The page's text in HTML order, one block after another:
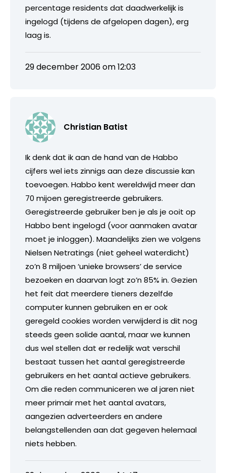
percentage residents dat daadwerkelijk is
ingelogd (tijdens de afgelopen dagen), erg
laag is.
29 december 2006 om 12:03
Christian Batist
Ik denk dat ik aan de hand van de Habbo
cijfers wel iets zinnigs aan deze discussie kan
toevoegen. Habbo kent wereldwijd meer dan
70 mijoen geregistreerde gebruikers.
Geregistreerde gebruiker ben je als je ooit op
Habbo bent ingelogd (voor aanmaken avatar
moet je inloggen). Maandelijks zien we volgens
Nielsen Netratings (niet geheel waterdicht)
zo’n 8 miljoen ‘unieke browsers’ de service
bezoeken en daarvan logt zo’n 85% in. Gezien
het feit dat meerdere tieners dezelfde
computer kunnen gebruiken en er ook
geregeld cookies worden verwijderd is dit nog
steeds geen solide aantal, maar we kunnen
dus wel stellen dat er redelijk wat verschil
bestaat tussen het aantal geregistreerde
gebruikers en het aantal actieve gebruikers.
Om die reden communiceren we al jaren niet
meer primair met het aantal avatars,
aangezien adverteerders en andere
belangstellenden aan dat gegeven helemaal
niets hebben.